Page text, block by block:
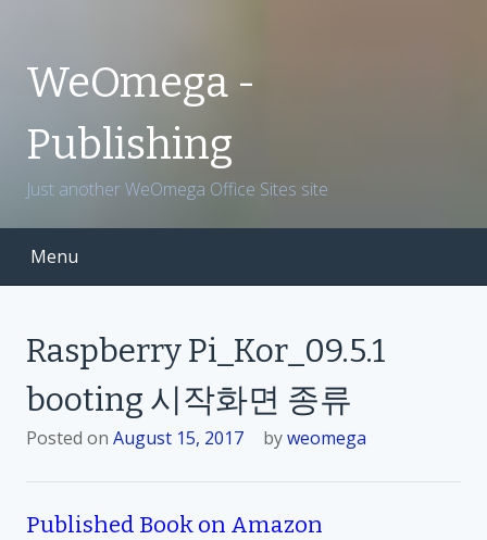
WeOmega -
Publishing
Just another WeOmega Office Sites site
Menu
Raspberry Pi_Kor_09.5.1
booting 시작화면 종류
Posted on August 15, 2017 byweomega
Published Book on Amazon